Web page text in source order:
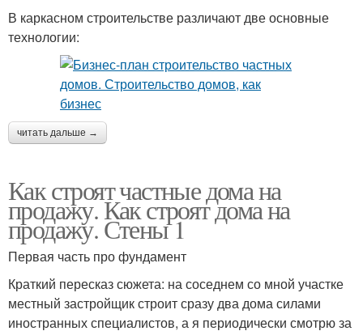
В каркасном строительстве различают две основные
технологии:
читать дальше →
Как строят частные дома на
продажу. Как строят дома на
продажу. Стены 1
Первая часть про фундамент
Краткий пересказ сюжета: на соседнем со мной участке
местный застройщик строит сразу два дома силами
иностранных специалистов, а я периодически смотрю за